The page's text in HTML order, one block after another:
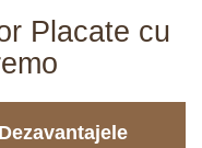
Placate cu
Dezavantajele